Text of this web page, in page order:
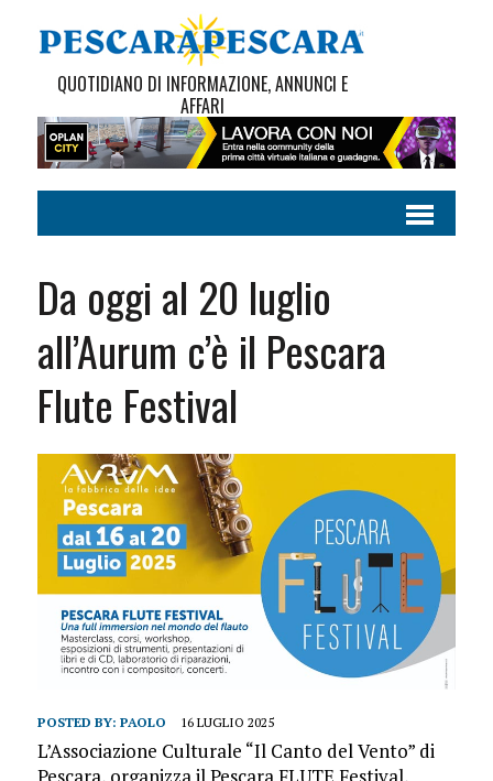
QUOTIDIANO DI INFORMAZIONE, ANNUNCI E
AFFARI
Da oggi al 20 luglio
all’Aurum c’è il Pescara
Flute Festival
POSTED BY: PAOLO 16 LUGLIO 2025
L’Associazione Culturale “Il Canto del Vento” di